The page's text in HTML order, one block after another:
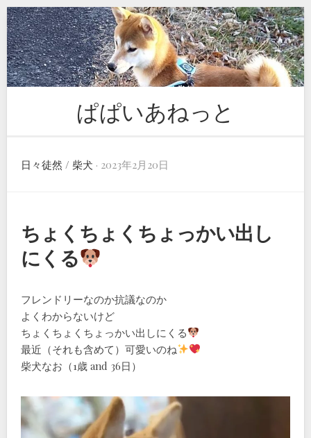
Skip
to
content
ぱぱいあねっと
日々徒然 / 柴犬 · 2023年2月20日
ちょくちょくちょっかい出し
にくる
フレンドリーなのか抗議なのか
よくわからないけど
ちょくちょくちょっかい出しにくる
最近（それも含めて）可愛いのね
柴犬なお（1歳 and 36日）